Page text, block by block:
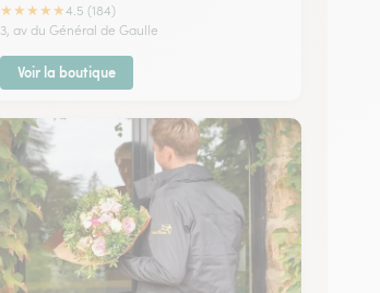
★★★★★4.5 (184)
3, av du Général de Gaulle
Voir la boutique